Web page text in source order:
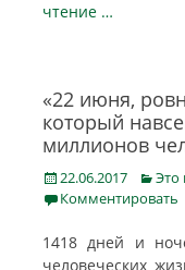
чтение …
«22 июня,
который
миллионов
Posted
on
22.06.2017
Это
Комментировать
1418 дней и
человеческих